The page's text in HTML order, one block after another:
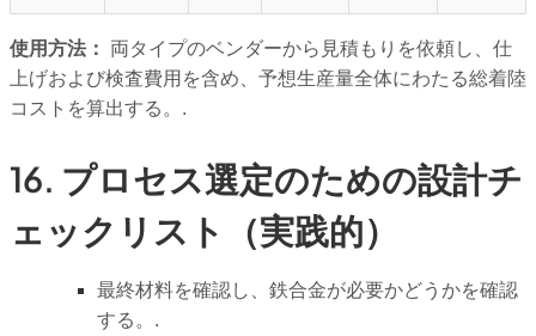
使用方法：
両タイプのベンダーから見積もりを依頼し、仕
上げおよび検査費用を含め、予想生産量全体にわたる総着陸
コストを算出する。.
16. プロセス選定のための設計チ
ェックリスト（実践的）
最終材料を確認し、鉄合金が必要かどうかを確認
する。.